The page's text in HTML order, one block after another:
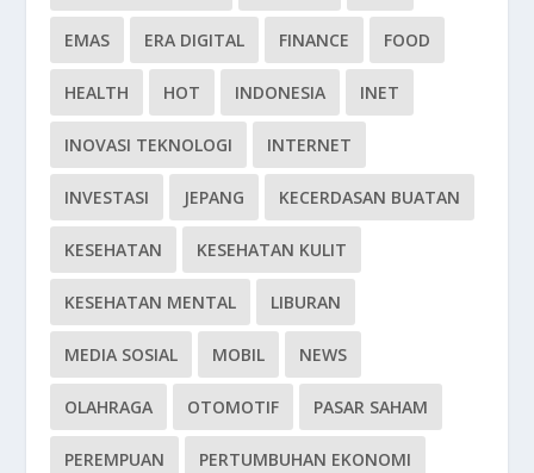
EMAS ERA DIGITAL FINANCE FOOD
HEALTH HOT INDONESIA INET
INOVASI TEKNOLOGI INTERNET
INVESTASI JEPANG KECERDASAN BUATAN
KESEHATAN KESEHATAN KULIT
KESEHATAN MENTAL LIBURAN
MEDIA SOSIAL MOBIL NEWS
OLAHRAGA OTOMOTIF PASAR SAHAM
PEREMPUAN PERTUMBUHAN EKONOMI